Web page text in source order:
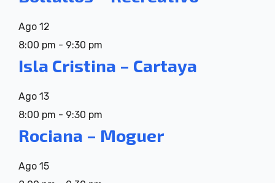
Ago 12
8:00 pm - 9:30 pm
Isla Cristina – Cartaya
Ago 13
8:00 pm - 9:30 pm
Rociana – Moguer
Ago 15